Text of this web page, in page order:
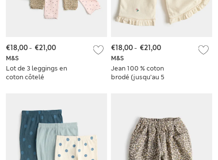
M&S
Lot de 3 leggings en
coton côtelé
€18,00- €21,00
M&S
Jean 100 % coton
brodé (jusqu’au 5
€18,00- €21,00